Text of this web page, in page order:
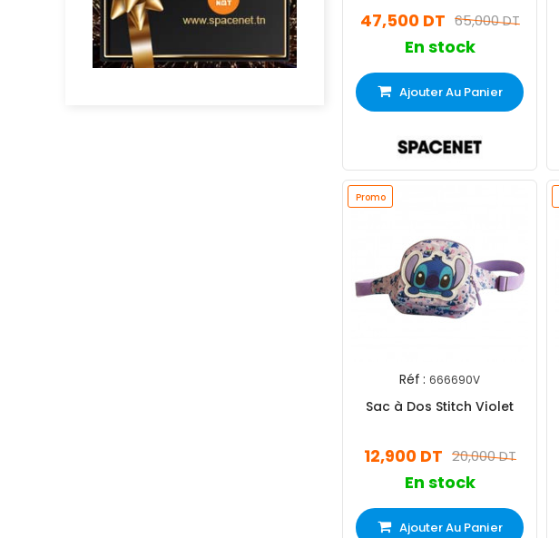
65,000 DT
47,500 DT
En stock
Ajouter Au Panier
Promo
Réf : 666690V
Sac à Dos Stitch Violet
20,000 DT
12,900 DT
En stock
Ajouter Au Panier